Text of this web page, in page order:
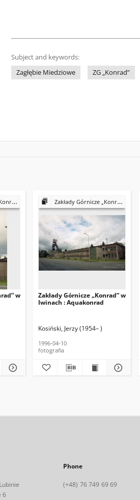
Subject and keywords:
Zagłębie Miedziowe
ZG „Konrad”
w
Zakłady Górnicze „Konrad” w Iwinach : Aquakonrad
Zakłady Górnicze „Konrad” w
Iwinach : Aquakonrad
Kosiński, Jerzy (1954– )
1996-04-10
fotografia
6
Phone
(+48) 76 749 69 69